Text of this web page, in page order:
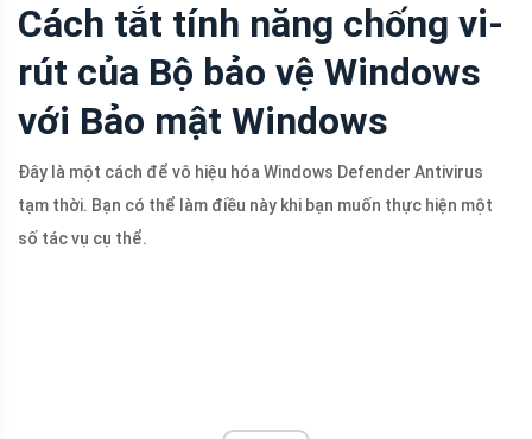
Cách tắt tính năng chống vi-
rút của Bộ bảo vệ Windows
với Bảo mật Windows
Đây là một cách để vô hiệu hóa Windows Defender Antivirus
tạm thời. Bạn có thể làm điều này khi bạn muốn thực hiện một
số tác vụ cụ thể.